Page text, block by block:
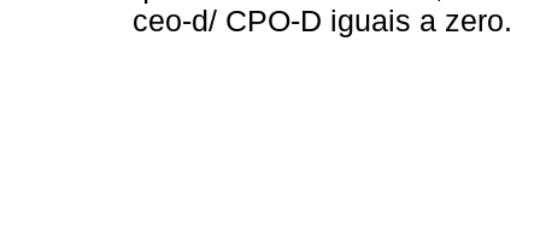
ceo-d/ CPO-D iguais a zero.